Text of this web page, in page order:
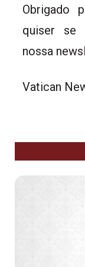
Obrigado
quiser se
nossa
Vatican